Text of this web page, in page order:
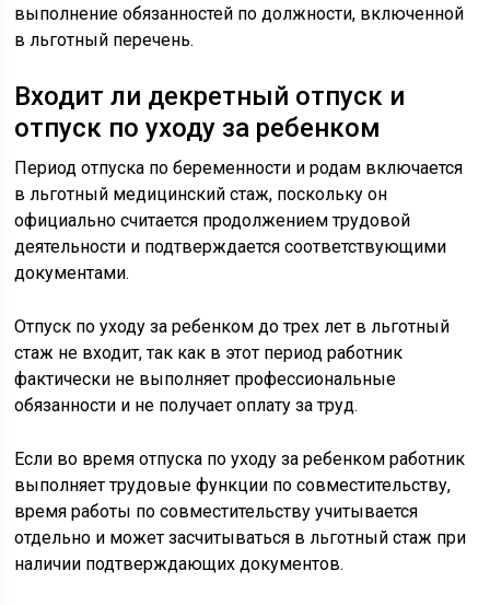
выполнение обязанностей по должности, включенной
в льготный перечень.
Входит ли декретный отпуск и
отпуск по уходу за ребенком
Период отпуска по беременности и родам включается
в льготный медицинский стаж, поскольку он
официально считается продолжением трудовой
деятельности и подтверждается соответствующими
документами.
Отпуск по уходу за ребенком до трех лет в льготный
стаж не входит, так как в этот период работник
фактически не выполняет профессиональные
обязанности и не получает оплату за труд.
Если во время отпуска по уходу за ребенком работник
выполняет трудовые функции по совместительству,
время работы по совместительству учитывается
отдельно и может засчитываться в льготный стаж при
наличии подтверждающих документов.